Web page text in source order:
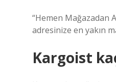
“Hemen Mağazadan
adresinize en yakın
Kargoist